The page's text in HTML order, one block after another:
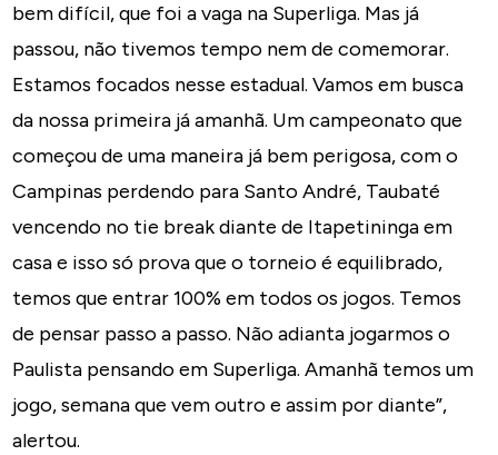
bem difícil, que foi a vaga na Superliga. Mas já
passou, não tivemos tempo nem de comemorar.
Estamos focados nesse estadual. Vamos em busca
da nossa primeira já amanhã. Um campeonato que
começou de uma maneira já bem perigosa, com o
Campinas perdendo para Santo André, Taubaté
vencendo no tie break diante de Itapetininga em
casa e isso só prova que o torneio é equilibrado,
temos que entrar 100% em todos os jogos. Temos
de pensar passo a passo. Não adianta jogarmos o
Paulista pensando em Superliga. Amanhã temos um
jogo, semana que vem outro e assim por diante”,
alertou.